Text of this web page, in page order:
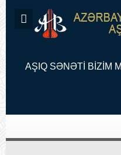
AŞIQ SƏNƏTİ BİZİM